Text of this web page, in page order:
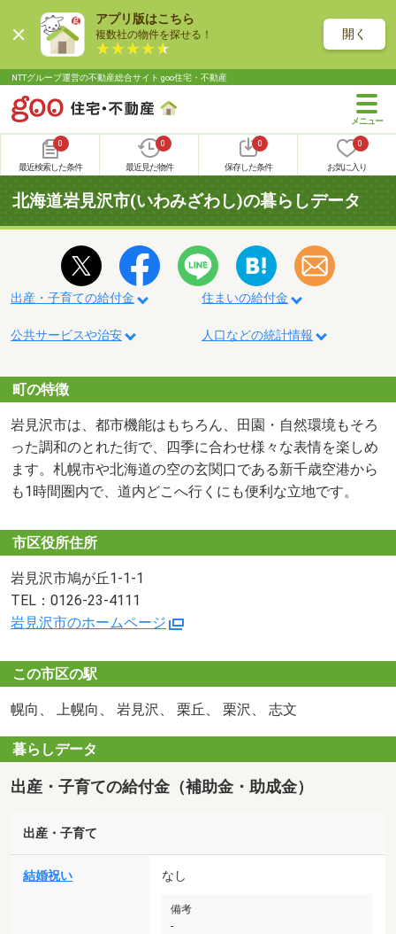
アプリ版はこちら
複数社の物件を探せる！ 開く
NTTグループ運営の不動産総合サイト goo住宅・不動産
0
最近検索した条件
0
最近見た物件
0
保存した条件
0
お気に入り
北海道岩見沢市(いわみざわし)の暮らしデータ
出産・子育ての給付金 住まいの給付金
公共サービスや治安 人口などの統計情報
町の特徴
岩見沢市は、都市機能はもちろん、田園・自然環境もそろ
った調和のとれた街で、四季に合わせ様々な表情を楽しめ
ます。札幌市や北海道の空の玄関口である新千歳空港から
も1時間圏内で、道内どこへ行くにも便利な立地です。
市区役所住所
岩見沢市鳩が丘1-1-1
TEL：0126-23-4111
岩見沢市のホームページ
この市区の駅
幌向、 上幌向、 岩見沢、 栗丘、 栗沢、 志文
暮らしデータ
出産・子育ての給付金（補助金・助成金）
出産・子育て
結婚祝い なし
備考
-